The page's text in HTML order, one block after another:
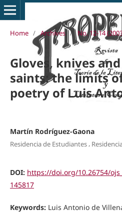
Home / Archives / No. 12-14
Gloves, knives
saints: the limits
poetry of Luis
Martín Rodríguez-Gaona
Residencia de Estudiantes,
DOI: https://doi.org/10.26754/
145817
Keywords: Luis Antonio de